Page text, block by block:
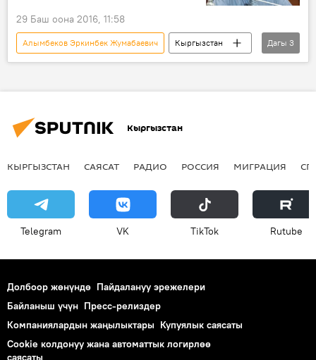
29 Баш оона 2016, 11:58
Алымбеков Эркинбек Жумабаевич
Кыргызстан
Коом
Жаңылыктар депутат
Дагы 3
Кыргызстан
КЫРГЫЗСТАН САЯСАТ РАДИО РОССИЯ МИГРАЦИЯ
Telegram VK ТikТоk Rutube
Долбоор жөнүндө Пайдалануу эрежелери
Байланыш үчүн Пресс-релиздер
Компаниялардын жаңылыктары Купуялык саясаты
Cookie колдонуу жана автоматтык логирлөө
саясаты